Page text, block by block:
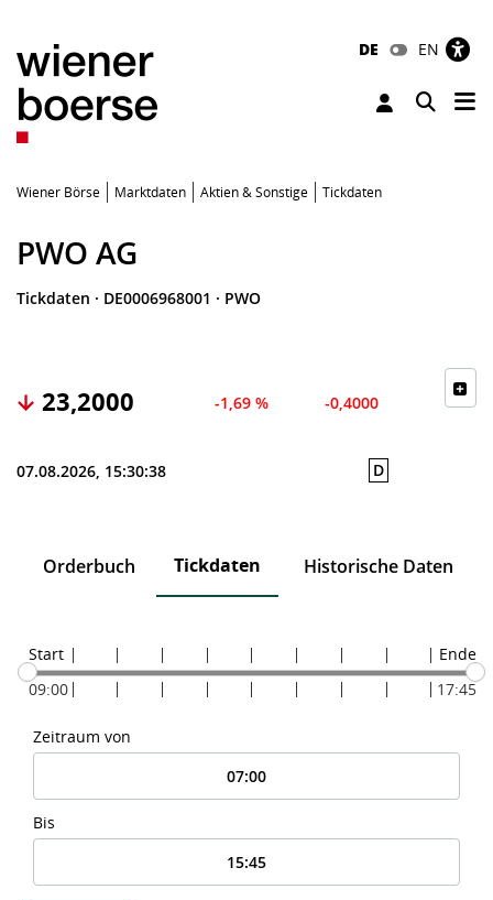
DE EN
Toggle
Wiener Börse Marktdaten Aktien & Sonstige Tickdaten
PWO AG
Tickdaten · DE0006968001 · PWO
23,2000 -1,69 % -0,4000
07.08.2026, 15:30:38 D
Orderbuch Tickdaten Historische Daten
Start
09:00
Ende
17:45
Zeitraum von
Bis